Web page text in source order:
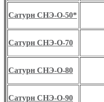
Сатурн СНЭ-О-50*
Сатурн СНЭ-О-70
Сатурн СНЭ-О-80
Сатурн СНЭ-О-90